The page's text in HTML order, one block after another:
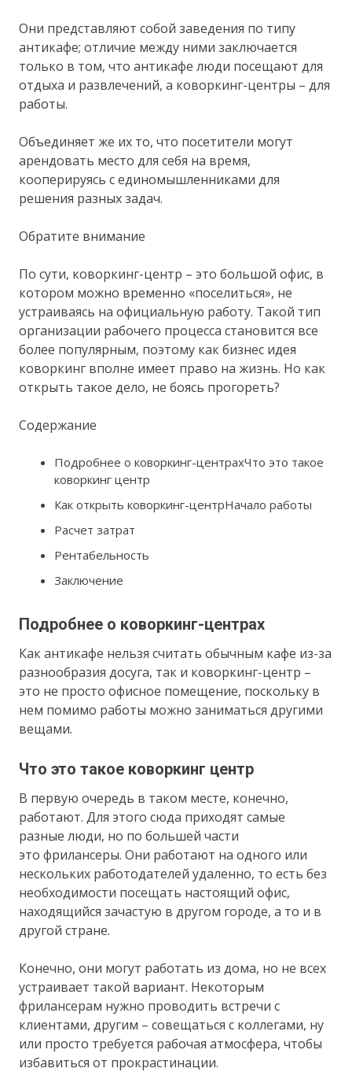
Они представляют собой заведения по типу
антикафе; отличие между ними заключается
только в том, что антикафе люди посещают для
отдыха и развлечений, а коворкинг-центры – для
работы.
Объединяет же их то, что посетители могут
арендовать место для себя на время,
кооперируясь с единомышленниками для
решения разных задач.
Обратите внимание
По сути, коворкинг-центр – это большой офис, в
котором можно временно «поселиться», не
устраиваясь на официальную работу. Такой тип
организации рабочего процесса становится все
более популярным, поэтому как бизнес идея
коворкинг вполне имеет право на жизнь. Но как
открыть такое дело, не боясь прогореть?
Содержание
Подробнее о коворкинг-центрахЧто это такое
коворкинг центр
Как открыть коворкинг-центрНачало работы
Расчет затрат
Рентабельность
Заключение
Подробнее о коворкинг-центрах
Как антикафе нельзя считать обычным кафе из-за
разнообразия досуга, так и коворкинг-центр –
это не просто офисное помещение, поскольку в
нем помимо работы можно заниматься другими
вещами.
Что это такое коворкинг центр
В первую очередь в таком месте, конечно,
работают. Для этого сюда приходят самые
разные люди, но по большей части
это фрилансеры. Они работают на одного или
нескольких работодателей удаленно, то есть без
необходимости посещать настоящий офис,
находящийся зачастую в другом городе, а то и в
другой стране.
Конечно, они могут работать из дома, но не всех
устраивает такой вариант. Некоторым
фрилансерам нужно проводить встречи с
клиентами, другим – совещаться с коллегами, ну
или просто требуется рабочая атмосфера, чтобы
избавиться от прокрастинации.